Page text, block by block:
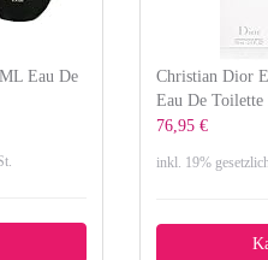
Eau De
Christian Dior
Eau De
76,95 €
inkl. 19%